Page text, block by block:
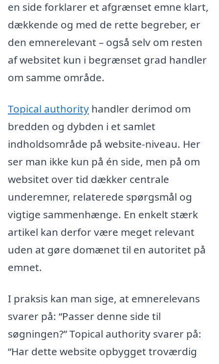
en side forklarer et afgrænset emne klart,
dækkende og med de rette begreber, er
den emnerelevant – også selv om resten
af websitet kun i begrænset grad handler
om samme område.
Topical authority handler derimod om
bredden og dybden i et samlet
indholdsområde på website-niveau. Her
ser man ikke kun på én side, men på om
websitet over tid dækker centrale
underemner, relaterede spørgsmål og
vigtige sammenhænge. En enkelt stærk
artikel kan derfor være meget relevant
uden at gøre domænet til en autoritet på
emnet.
I praksis kan man sige, at emnerelevans
svarer på: “Passer denne side til
søgningen?” Topical authority svarer på:
“Har dette website opbygget troværdig